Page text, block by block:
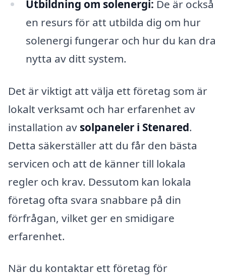
Utbildning om solenergi: De är också
en resurs för att utbilda dig om hur
solenergi fungerar och hur du kan dra
nytta av ditt system.
Det är viktigt att välja ett företag som är
lokalt verksamt och har erfarenhet av
installation av solpaneler i Stenared.
Detta säkerställer att du får den bästa
servicen och att de känner till lokala
regler och krav. Dessutom kan lokala
företag ofta svara snabbare på din
förfrågan, vilket ger en smidigare
erfarenhet.
När du kontaktar ett företag för